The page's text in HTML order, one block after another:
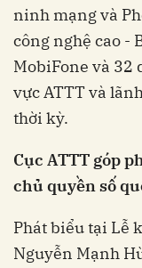
ninh mạng và
công nghệ cao -
MobiFone và 32
vực ATTT và
thời kỳ.
Cục ATTT góp
chủ quyền số
Phát biểu tại Lễ
Nguyễn Mạnh